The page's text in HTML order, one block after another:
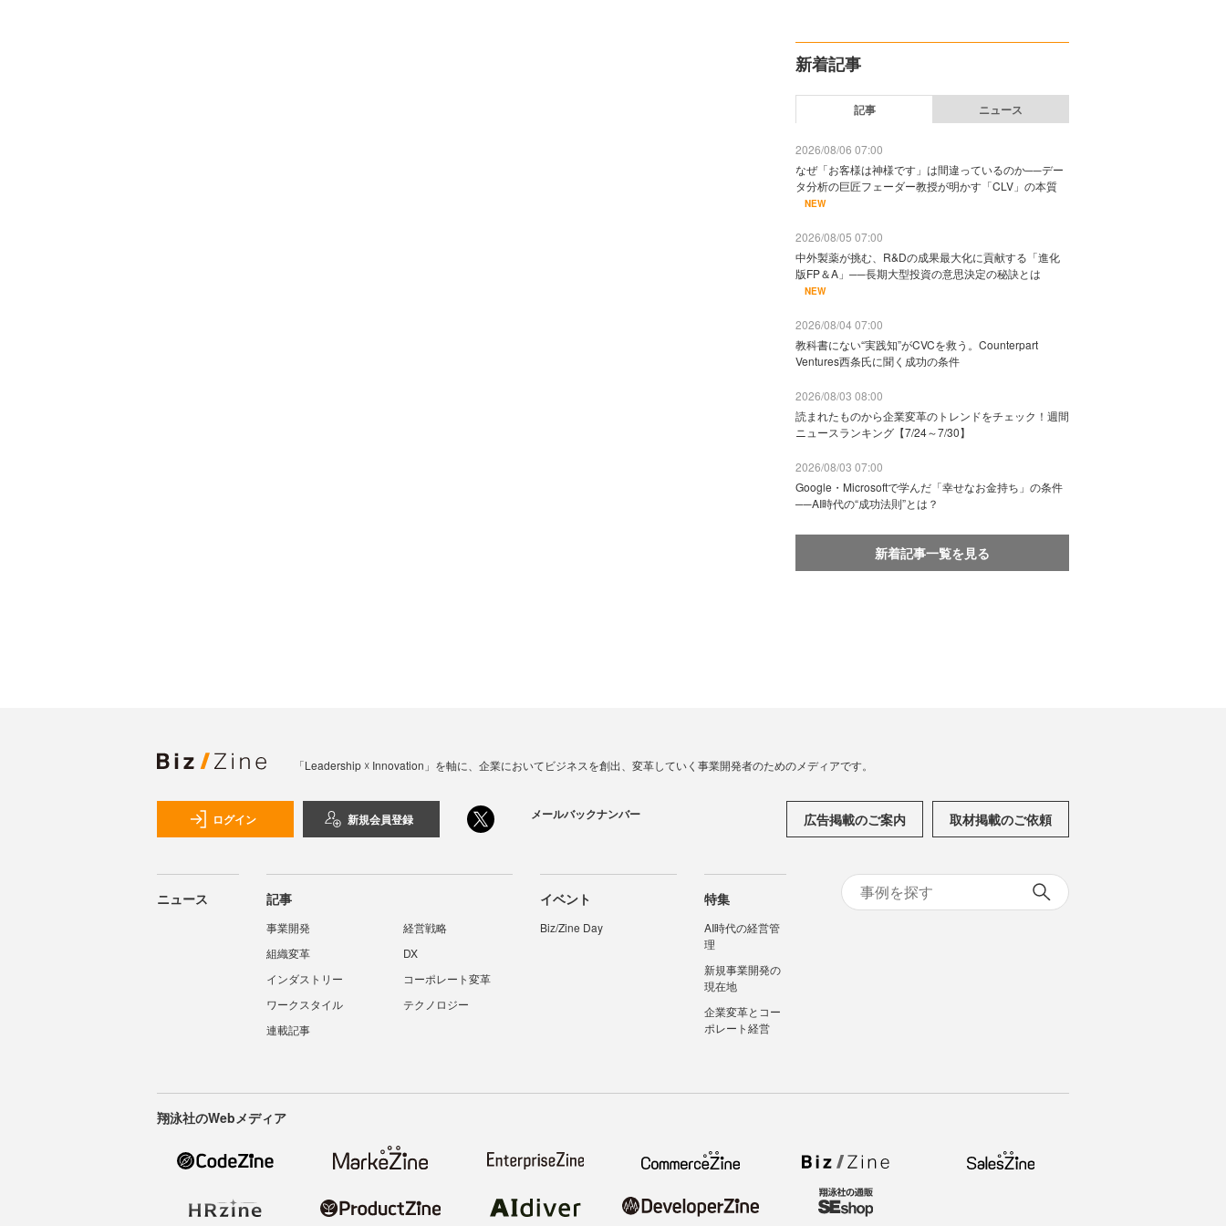
新着記事
記事 ニュース
2026/08/06 07:00
なぜ「お客様は神様です」は間違っているのか──デー
タ分析の巨匠フェーダー教授が明かす「CLV」の本質
NEW
2026/08/05 07:00
中外製薬が挑む、R&Dの成果最大化に貢献する「進化
版FP＆A」──長期大型投資の意思決定の秘訣とは
NEW
2026/08/04 07:00
教科書にない“実践知”がCVCを救う。Counterpart
Ventures西条氏に聞く成功の条件
2026/08/03 08:00
読まれたものから企業変革のトレンドをチェック！週間
ニュースランキング【7/24～7/30】
2026/08/03 07:00
Google・Microsoftで学んだ「幸せなお金持ち」の条件
──AI時代の“成功法則”とは？
新着記事一覧を見る
「Leadership ☓ Innovation」を軸に、企業においてビジネスを創出、変革していく事業開発者のためのメディアです。
ログイン 新規会員登録 メールバックナンバー 広告掲載のご案内 取材掲載のご依頼
ニュース 記事
事業開発
経営戦略
組織変革
DX
インダストリー
コーポレート変革
ワークスタイル
テクノロジー
連載記事
イベント
Biz/Zine Day
特集
AI時代の経営管
理
新規事業開発の
現在地
企業変革とコー
ポレート経営
翔泳社のWebメディア